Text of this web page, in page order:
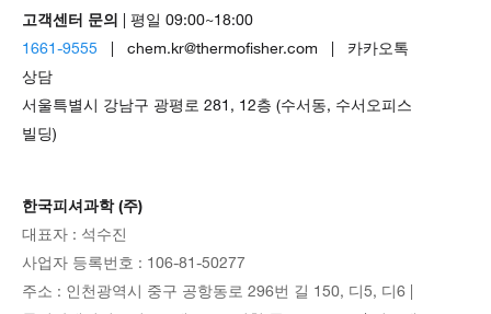
고객센터 문의 | 평일 09:00~18:00
1661-9555 | chem.kr@thermofisher.com | 카카오톡
상담
서울특별시 강남구 광평로 281, 12층 (수서동, 수서오피스
빌딩)
한국피셔과학 (주)
대표자 : 석수진
사업자 등록번호 : 106-81-50277
주소 : 인천광역시 중구 공항동로 296번 길 150, 디5, 디6 |